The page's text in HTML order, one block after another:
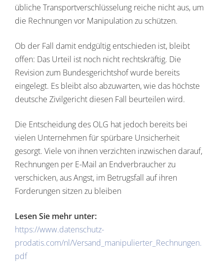
übliche Transportverschlüsselung reiche nicht aus, um
die Rechnungen vor Manipulation zu schützen.
Ob der Fall damit endgültig entschieden ist, bleibt
offen: Das Urteil ist noch nicht rechtskräftig. Die
Revision zum Bundesgerichtshof wurde bereits
eingelegt. Es bleibt also abzuwarten, wie das höchste
deutsche Zivilgericht diesen Fall beurteilen wird.
Die Entscheidung des OLG hat jedoch bereits bei
vielen Unternehmen für spürbare Unsicherheit
gesorgt. Viele von ihnen verzichten inzwischen darauf,
Rechnungen per E-Mail an Endverbraucher zu
verschicken, aus Angst, im Betrugsfall auf ihren
Forderungen sitzen zu bleiben
Lesen Sie mehr unter:
https://www.datenschutz-
prodatis.com/nl/Versand_manipulierter_Rechnungen.
pdf